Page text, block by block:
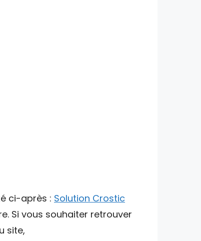
ci-après : Solution Crostic
Si vous souhaiter retrouver
site,